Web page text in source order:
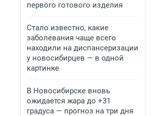
первого готового изделия
Стало известно, какие
заболевания чаще всего
находили на диспансеризации
у новосибирцев — в одной
картинке
В Новосибирске вновь
ожидается жара до +31
градуса — прогноз на три дня